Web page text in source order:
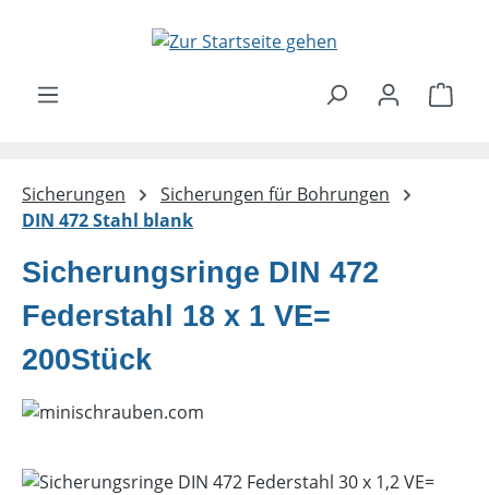
Zum Hauptinhalt springen
Sicherungen
Sicherungen für Bohrungen
DIN 472 Stahl blank
Sicherungsringe DIN 472
Federstahl 18 x 1 VE=
200Stück
Bildergalerie überspringen